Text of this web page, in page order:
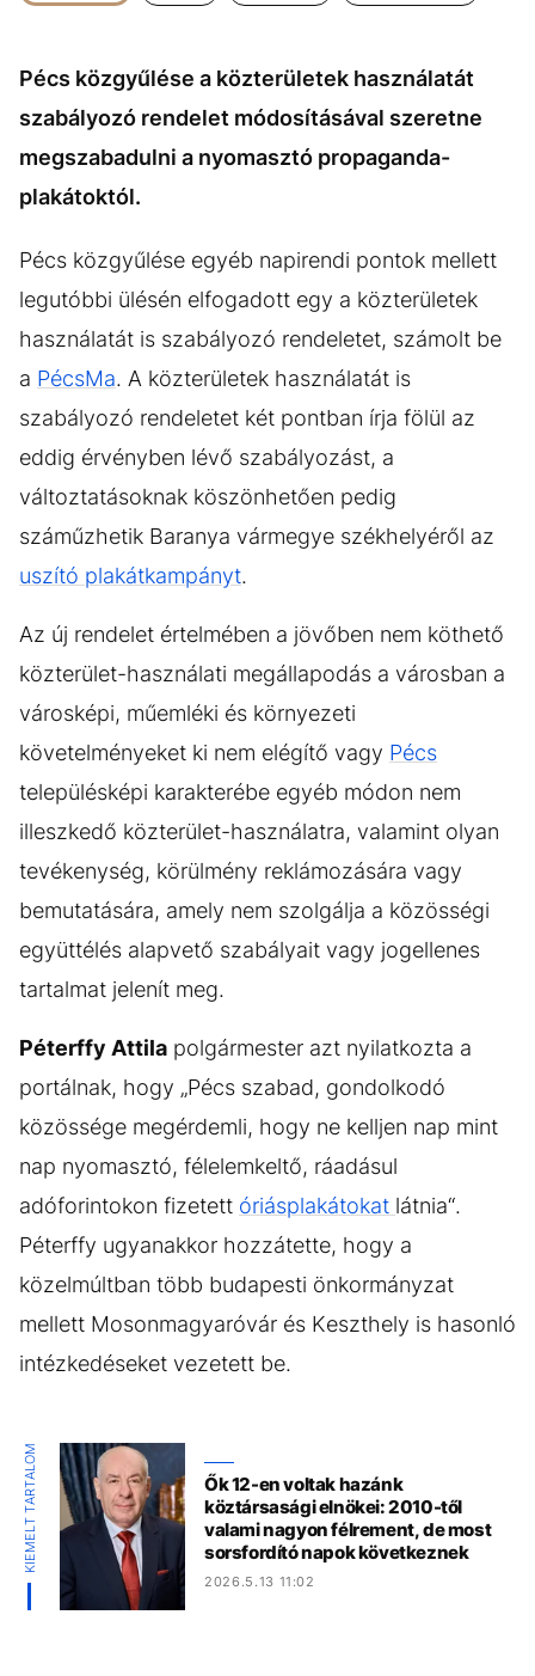
KÖZÉLET UTAZÁS
BESZÉLGETÉSEK ARCOK
VIDEÓ TÖRTÉNETEK
GASZTRO
Pécs közgyűlése a közterületek használatát
szabályozó rendelet módosításával szeretne
megszabadulni a nyomasztó propaganda-
plakátoktól.
Pécs közgyűlése egyéb napirendi pontok mellett
legutóbbi ülésén elfogadott egy a közterületek
használatát is szabályozó rendeletet, számolt be
a PécsMa. A közterületek használatát is
szabályozó rendeletet két pontban írja fölül az
eddig érvényben lévő szabályozást, a
változtatásoknak köszönhetően pedig
száműzhetik Baranya vármegye székhelyéről az
uszító plakátkampányt.
Az új rendelet értelmében a jövőben nem köthető
közterület-használati megállapodás a városban a
városképi, műemléki és környezeti
követelményeket ki nem elégítő vagy Pécs
településképi karakterébe egyéb módon nem
illeszkedő közterület-használatra, valamint olyan
tevékenység, körülmény reklámozására vagy
bemutatására, amely nem szolgálja a közösségi
együttélés alapvető szabályait vagy jogellenes
tartalmat jelenít meg.
Péterffy Attila polgármester azt nyilatkozta a
portálnak, hogy „Pécs szabad, gondolkodó
közössége megérdemli, hogy ne kelljen nap mint
nap nyomasztó, félelemkeltő, ráadásul
adóforintokon fizetett óriásplakátokat látnia“.
Péterffy ugyanakkor hozzátette, hogy a
közelmúltban több budapesti önkormányzat
mellett Mosonmagyaróvár és Keszthely is hasonló
intézkedéseket vezetett be.
KIEMELT TARTALOM
Ők 12-en voltak hazánk
köztársasági elnökei: 2010-től
valami nagyon félrement, de most
sorsfordító napok következnek
2026.5.13 11:02